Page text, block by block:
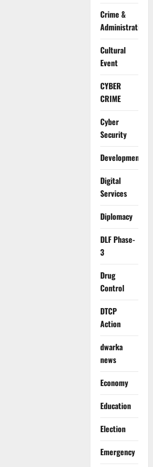
Crime &
Administration
Cultural
Event
CYBER
CRIME
Cyber
Security
Development
Digital
Services
Diplomacy
DLF Phase-
3
Drug
Control
DTCP
Action
dwarka
news
Economy
Education
Election
Emergency